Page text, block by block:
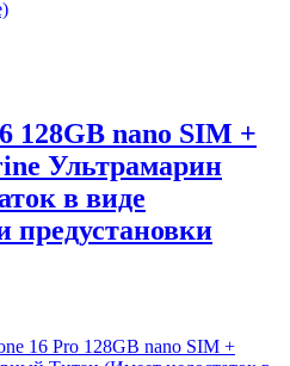
128GB nano SIM +
Ультрамарин
в виде
предустановки